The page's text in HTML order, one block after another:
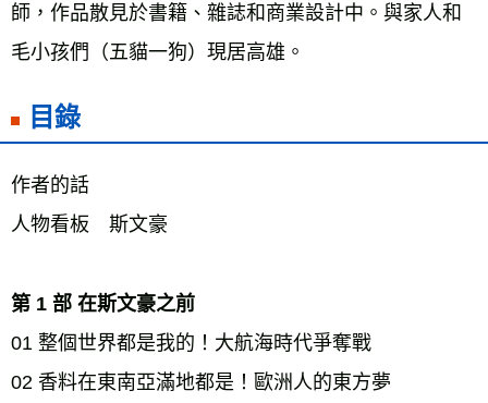
師，作品散見於書籍、雜誌和商業設計中。與家人和
毛小孩們（五貓一狗）現居高雄。
目錄
作者的話
人物看板　斯文豪
第 1 部 在斯文豪之前
01 整個世界都是我的！大航海時代爭奪戰
02 香料在東南亞滿地都是！歐洲人的東方夢